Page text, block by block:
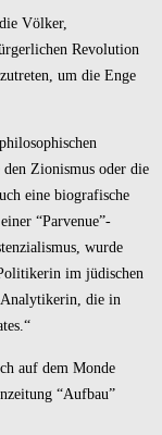
Völker,
Revolution
um die Enge
Zionismus oder die
eine biografische
“Parvenue”-
wurde
im jüdischen
Analytikerin, die in
auf dem Monde
“Aufbau”